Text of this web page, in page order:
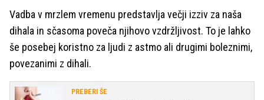
Vadba v mrzlem vremenu predstavlja večji izziv za naša
dihala in sčasoma poveča njihovo vzdržljivost. To je lahko
še posebej koristno za ljudi z astmo ali drugimi boleznimi,
povezanimi z dihali.
PREBERI ŠE